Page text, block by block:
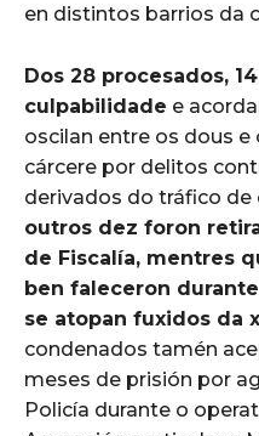
en distintos barrios da
Dos 28 procesados,
culpabilidade e
oscilan entre os dous
cárcere por delitos
derivados do tráfico de
outros dez foron
de Fiscalía, mentres
ben faleceron
se atopan fuxidos da
condenados tamén
meses de prisión por
Policía durante o